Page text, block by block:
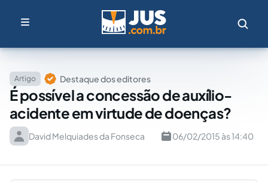
Artigo Destaque dos editores
É possível a concessão de auxílio-
acidente em virtude de doenças?
David Melquiades da Fonseca 06/02/2015 às 14:40